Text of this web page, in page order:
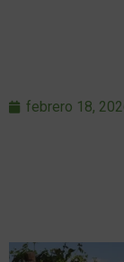
febrero 18,